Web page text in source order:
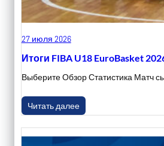
27 июля 2026
Итоги FIBA U18 EuroBasket
Выберите Обзор Статистика Матч
Читать далее